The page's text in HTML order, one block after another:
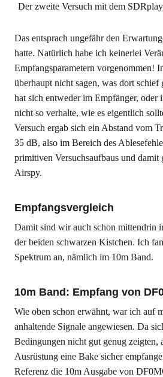
Der zweite Versuch mit dem
Das entsprach ungefähr den
hatte. Natürlich habe ich keinerlei
Empfangsparametern vorgenommen!
überhaupt nicht sagen, was dort
hat sich entweder im Empfänger, oder
nicht so verhalte, wie es eigentlich
Versuch ergab sich ein Abstand vom
35 dB, also im Bereich des
primitiven Versuchsaufbaus und damit
Airspy.
Empfangsvergleich
Damit sind wir auch schon mittendrin
der beiden schwarzen Kistchen. Ich
Spektrum an, nämlich im 10m Band.
10m Band: Empfang von
Wie oben schon erwähnt, war ich auf
anhaltende Signale angewiesen. Da
Bedingungen nicht gut genug zeigten,
Ausrüstung eine Bake sicher
Referenz die 10m Ausgabe von